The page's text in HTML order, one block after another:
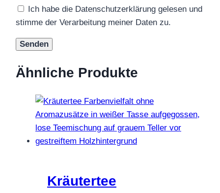
Ich habe die Datenschutzerklärung gelesen und
stimme der Verarbeitung meiner Daten zu.
Ähnliche Produkte
Kräutertee